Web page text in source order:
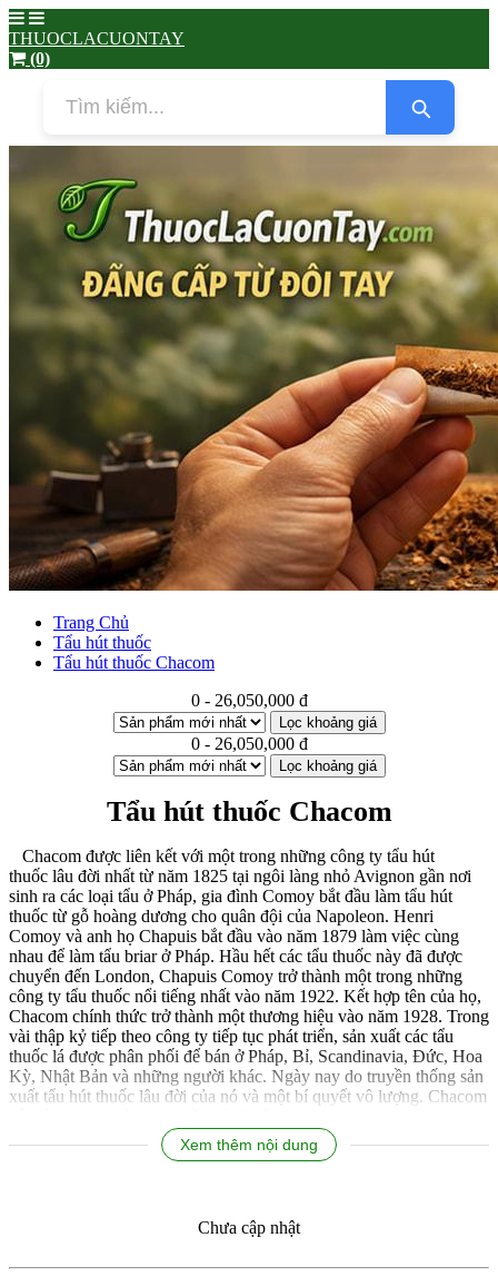
THUOCLACUONTAY
(0)
Trang Chủ
Tẩu hút thuốc
Tẩu hút thuốc Chacom
0 - 26,050,000 đ
Lọc khoảng giá
0 - 26,050,000 đ
Lọc khoảng giá
Tẩu hút thuốc Chacom
Chacom được liên kết với một trong những công ty tẩu hút
thuốc lâu đời nhất từ năm 1825 tại ngôi làng nhỏ Avignon gần nơi
sinh ra các loại tẩu ở Pháp, gia đình Comoy bắt đầu làm tẩu hút
thuốc từ gỗ hoàng dương cho quân đội của Napoleon. Henri
Comoy và anh họ Chapuis bắt đầu vào năm 1879 làm việc cùng
nhau để làm tẩu briar ở Pháp. Hầu hết các tẩu thuốc này đã được
chuyển đến London, Chapuis Comoy trở thành một trong những
công ty tẩu thuốc nổi tiếng nhất vào năm 1922. Kết hợp tên của họ,
Chacom chính thức trở thành một thương hiệu vào năm 1928. Trong
vài thập kỷ tiếp theo công ty tiếp tục phát triển, sản xuất các tẩu
thuốc lá được phân phối để bán ở Pháp, Bỉ, Scandinavia, Đức, Hoa
Kỳ, Nhật Bản và những người khác. Ngày nay do truyền thống sản
xuất tẩu hút thuốc lâu đời của nó và một bí quyết vô lượng. Chacom
Xem thêm nội dung
Chưa cập nhật